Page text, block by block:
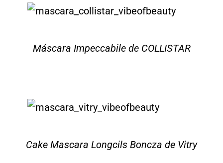
Máscara Impeccabile de COLLISTAR
Cake Mascara Longcils Boncza de Vitry